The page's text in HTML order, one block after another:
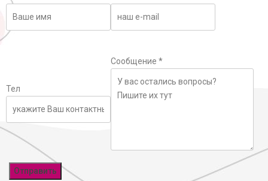
Тел
Сообщение *
Отправить